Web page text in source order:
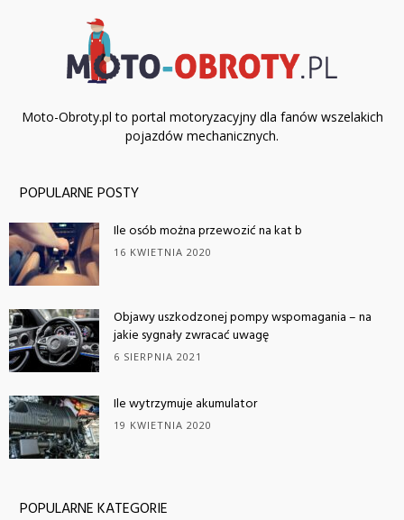
Moto-Obroty.pl to portal motoryzacyjny dla fanów wszelakich
pojazdów mechanicznych.
POPULARNE POSTY
Ile osób można przewozić na kat b
16 KWIETNIA 2020
Objawy uszkodzonej pompy wspomagania – na
jakie sygnały zwracać uwagę
6 SIERPNIA 2021
Ile wytrzymuje akumulator
19 KWIETNIA 2020
POPULARNE KATEGORIE